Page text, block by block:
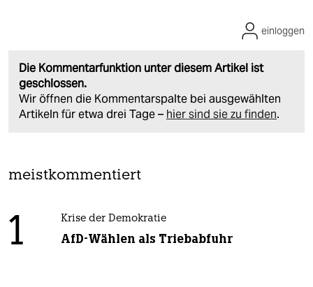
Die Kommentarfunktion unter diesem Artikel ist
geschlossen.
Wir öffnen die Kommentarspalte bei ausgewählten
Artikeln für etwa drei Tage – hier sind sie zu finden.
einloggen
meistkommentiert
1 Krise der Demokratie
AfD-Wählen als Triebabfuhr